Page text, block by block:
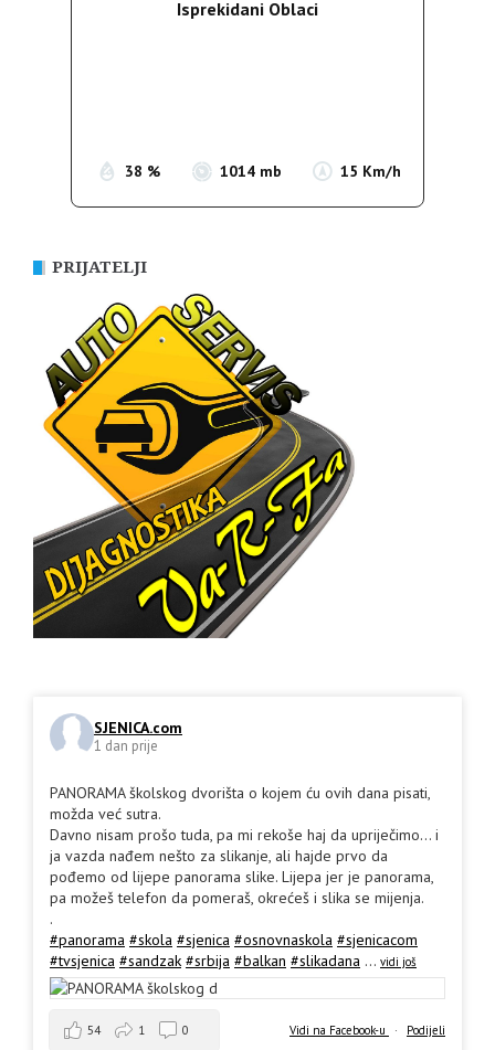
Isprekidani Oblaci
38 % 1014 mb 15 Km/h
PRIJATELJI
SJENICA.com
1 dan prije
PANORAMA školskog dvorišta o kojem ću ovih dana pisati,
možda već sutra.
Davno nisam prošo tuda, pa mi rekoše haj da upriječimo... i
ja vazda nađem nešto za slikanje, ali hajde prvo da
pođemo od lijepe panorama slike. Lijepa jer je panorama,
pa možeš telefon da pomeraš, okrećeš i slika se mijenja.
.
#panorama #skola #sjenica #osnovnaskola #sjenicacom
#tvsjenica #sandzak #srbija #balkan #slikadana ... vidi još
Vidi na Facebook-u · Podijeli
54 1 0